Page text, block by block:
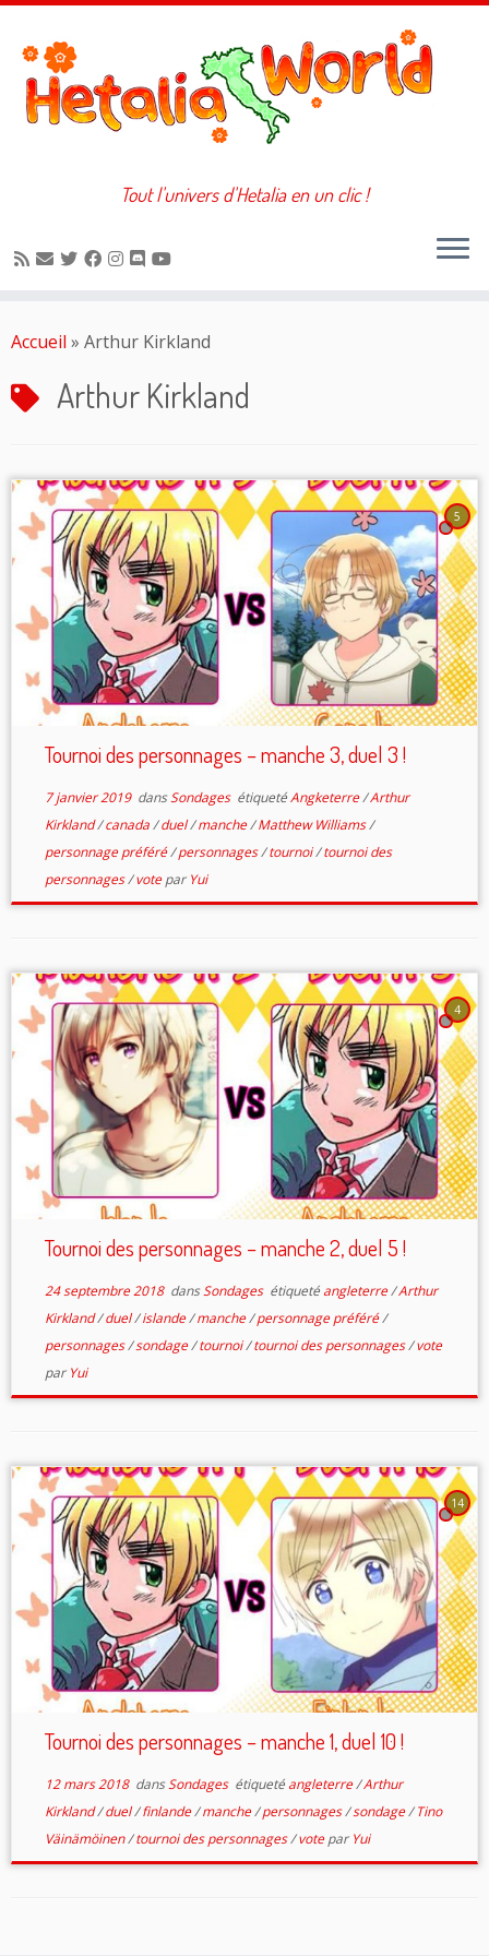
au
Tout l'univers d'Hetalia en un clic !
Accueil » Arthur Kirkland
Arthur Kirkland
5
Tournoi des personnages – manche 3, duel 3 !
7 janvier 2019dansSondages étiquetéAngketerre/Arthur
Kirkland/canada/duel/manche/Matthew Williams/
personnage préféré/personnages/tournoi/tournoi des
personnages/votepar Yui
4
Tournoi des personnages – manche 2, duel 5 !
24 septembre 2018dansSondages étiqueté angleterre/Arthur
Kirkland/duel/islande/manche/personnage préféré/
personnages/sondage/tournoi/tournoi des personnages/vote
par Yui
14
Tournoi des personnages – manche 1, duel 10 !
12 mars 2018dansSondages étiqueté angleterre/Arthur
Kirkland/duel/finlande/manche/personnages/sondage/Tino
Väinämöinen/tournoi des personnages/votepar Yui